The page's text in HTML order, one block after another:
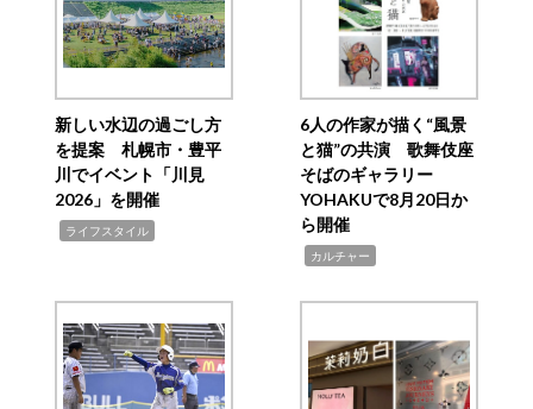
新しい水辺の過ごし方
を提案 札幌市・豊平
川でイベント「川見
2026」を開催
ライフスタイル
6人の作家が描く“風景
と猫”の共演 歌舞伎座
そばのギャラリー
YOHAKUで8月20日か
ら開催
カルチャー